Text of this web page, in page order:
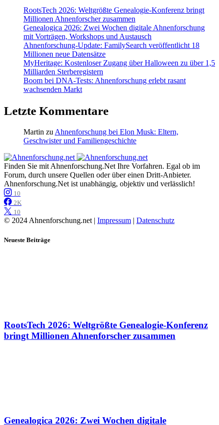
RootsTech 2026: Weltgrößte Genealogie-Konferenz bringt
Millionen Ahnenforscher zusammen
Genealogica 2026: Zwei Wochen digitale Ahnenforschung
mit Vorträgen, Workshops und Austausch
Ahnenforschung-Update: FamilySearch veröffentlicht 18
Millionen neue Datensätze
MyHeritage: Kostenloser Zugang über Halloween zu über 1,5
Milliarden Sterberegistern
Boom bei DNA-Tests: Ahnenforschung erlebt rasant
wachsenden Markt
Letzte Kommentare
Martin zuAhnenforschung bei Elon Musk: Eltern,
Geschwister und Familiengeschichte
Finden Sie mit Ahnenforschung.Net Ihre Vorfahren. Egal ob im
Forum, durch unsere Quellen oder über einen Dritt-Anbieter.
Ahnenforschung.Net ist unabhängig, objektiv und verlässlich!
10
2K
10
© 2024 Ahnenforschung.net | Impressum Datenschutz
Neueste Beiträge
RootsTech 2026: Weltgrößte Genealogie-Konferenz
bringt Millionen Ahnenforscher zusammen
Genealogica 2026: Zwei Wochen digitale